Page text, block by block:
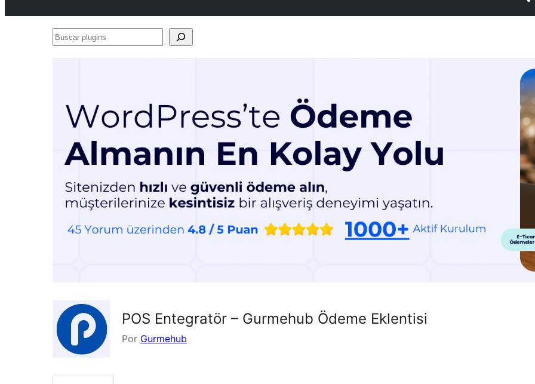
Buscar
POS Entegratör – Gurmehub Ödeme Eklentisi
Por Gurmehub